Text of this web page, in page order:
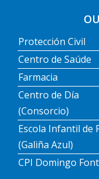
Protección Civil
Centro de Saúde
Farmacia
Centro de Día
(Consorcio)
Escola Infantil de
(Galiña Azul)
CPI Domingo